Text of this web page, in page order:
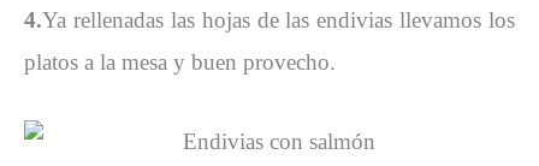
4.Ya rellenadas las hojas de las endivias llevamos los
platos a la mesa y buen provecho.